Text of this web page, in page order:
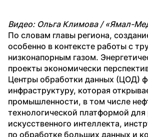
Видео: Ольга Климова / «Ямал-
По словам главы региона,
особенно в контексте работы с
низконапорным газом.
проекты экономически
Центры обработки данных (ЦОД)
инфраструктуру, которая
промышленности, в том числе
технологической платформой
искусственного интеллекта,
по обработке больших данных и